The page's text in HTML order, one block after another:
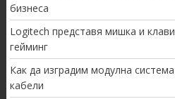
бизнеса
Logitech представя мишка и
гейминг
Как да изградим модулна
кабели